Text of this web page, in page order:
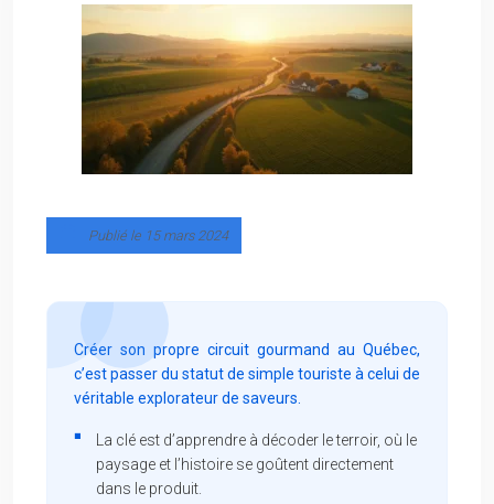
Publié le 15 mars 2024
Créer son propre circuit gourmand au Québec,
c’est passer du statut de simple touriste à celui de
véritable explorateur de saveurs.
La clé est d’apprendre à décoder le terroir, où le
paysage et l’histoire se goûtent directement
dans le produit.